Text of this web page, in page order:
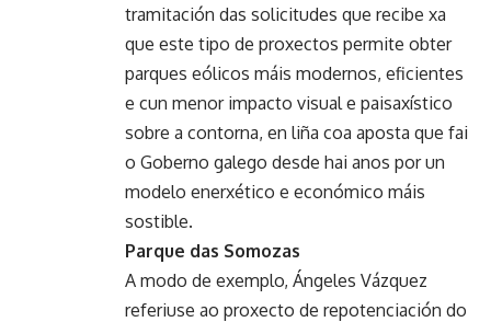
tramitación das solicitudes que recibe xa
que este tipo de proxectos permite obter
parques eólicos máis modernos, eficientes
e cun menor impacto visual e paisaxístico
sobre a contorna, en liña coa aposta que fai
o Goberno galego desde hai anos por un
modelo enerxético e económico máis
sostible.
Parque das Somozas
A modo de exemplo, Ángeles Vázquez
referiuse ao proxecto de repotenciación do